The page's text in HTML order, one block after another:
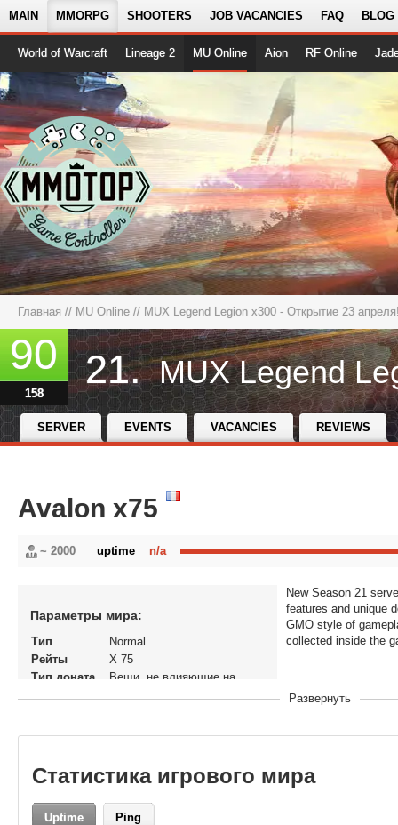
MAIN MMORPG SHOOTERS JOB VACANCIES FAQ BLOG
World of Warcraft Lineage 2 MU Online Aion RF Online
Главная // MU Online // MUX Legend Legion x300 - Открытие 23
90
158
21.
SERVER EVENTS VACANCIES REVIEWS
Avalon x75
~ 2000 n/a
uptime
Параметры мира:
Тип
Normal
Рейты
X 75
Тип доната
Вещи, не влияющие на
Теги mu mu online...
New Season 21
features and unique
GMO style of
collected inside the
Развернуть
Статистика игрового мира
Uptime Ping